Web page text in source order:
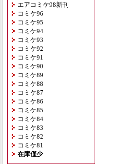
エアコミケ98新刊
コミケ96
コミケ95
コミケ94
コミケ93
コミケ92
コミケ91
コミケ90
コミケ89
コミケ88
コミケ87
コミケ86
コミケ85
コミケ84
コミケ83
コミケ82
コミケ81
在庫僅少